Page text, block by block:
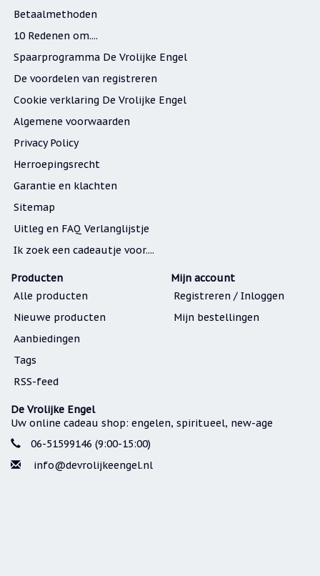
Betaalmethoden
10 Redenen om....
Spaarprogramma De Vrolijke Engel
De voordelen van registreren
Cookie verklaring De Vrolijke Engel
Algemene voorwaarden
Privacy Policy
Herroepingsrecht
Garantie en klachten
Sitemap
Uitleg en FAQ Verlanglijstje
Ik zoek een cadeautje voor....
Producten
Alle producten
Nieuwe producten
Aanbiedingen
Tags
RSS-feed
Mijn account
Registreren / Inloggen
Mijn bestellingen
De Vrolijke Engel
Uw online cadeau shop: engelen, spiritueel, new-age
06-51599146 (9:00-15:00)
info@devrolijkeengel.nl